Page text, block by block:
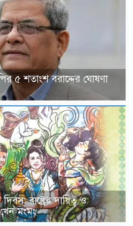
৫ শতাংশ বরাদ্দের ঘোষণা
রাষ্ট্রের দায়িত্ব ও
মংমং